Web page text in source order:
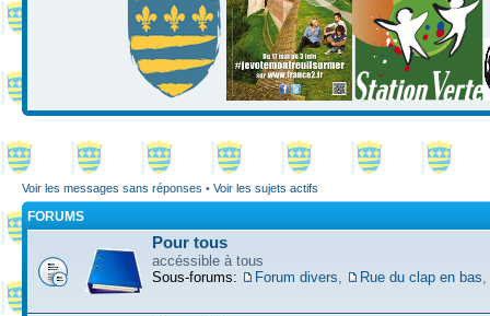
Voir les messages sans réponses • Voir les sujets actifs
FORUMS
Pour tous
accéssible à tous
Sous-forums:
Forum divers, Rue du clap en bas,